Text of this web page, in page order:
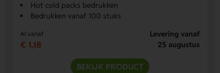
Hot cold packs bedrukken
Bedrukken vanaf 100 stuks
Al vanaf
€ 1,18
Levering vanaf
25 augustus
BEKIJK PRODUCT